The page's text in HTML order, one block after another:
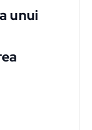
unui